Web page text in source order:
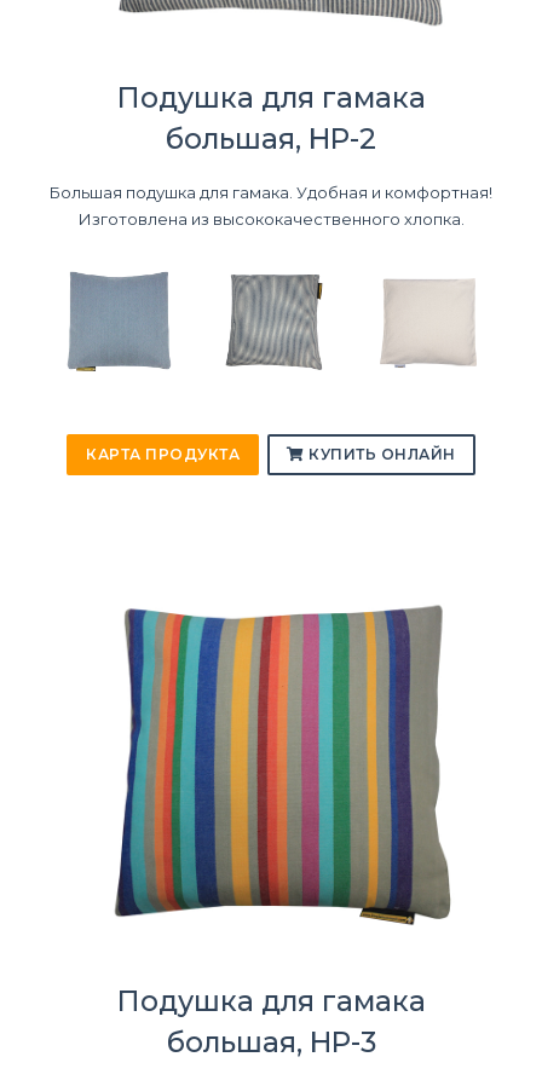
Подушка для гамака
большая, HP-2
Большая подушка для гамака. Удобная и комфортная!
Изготовлена из высококачественного хлопка.
КАРТА ПРОДУКТА КУПИТЬ ОНЛАЙН
Подушка для гамака
большая, HP-3